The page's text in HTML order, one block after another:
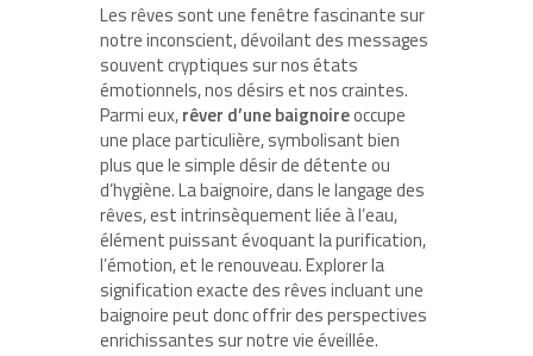
Les rêves sont une fenêtre fascinante sur
notre inconscient, dévoilant des messages
souvent cryptiques sur nos états
émotionnels, nos désirs et nos craintes.
Parmi eux,rêver d’une baignoireoccupe
une place particulière, symbolisant bien
plus que le simple désir de détente ou
d’hygiène. La baignoire, dans le langage des
rêves, est intrinsèquement liée à l’eau,
élément puissant évoquant la purification,
l’émotion, et le renouveau. Explorer la
signification exacte des rêves incluant une
baignoire peut donc offrir des perspectives
enrichissantes sur notre vie éveillée.